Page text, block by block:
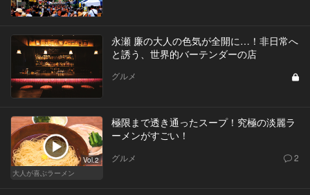
永瀬 廉の大人の色気が全開に…！非日常へ
と誘う、世界的バーテンダーの店
グルメ
Vol.2
大人が喜ぶラーメン
極限まで透き通ったスープ！究極の淡麗ラ
ーメンがすごい！
グルメ 2